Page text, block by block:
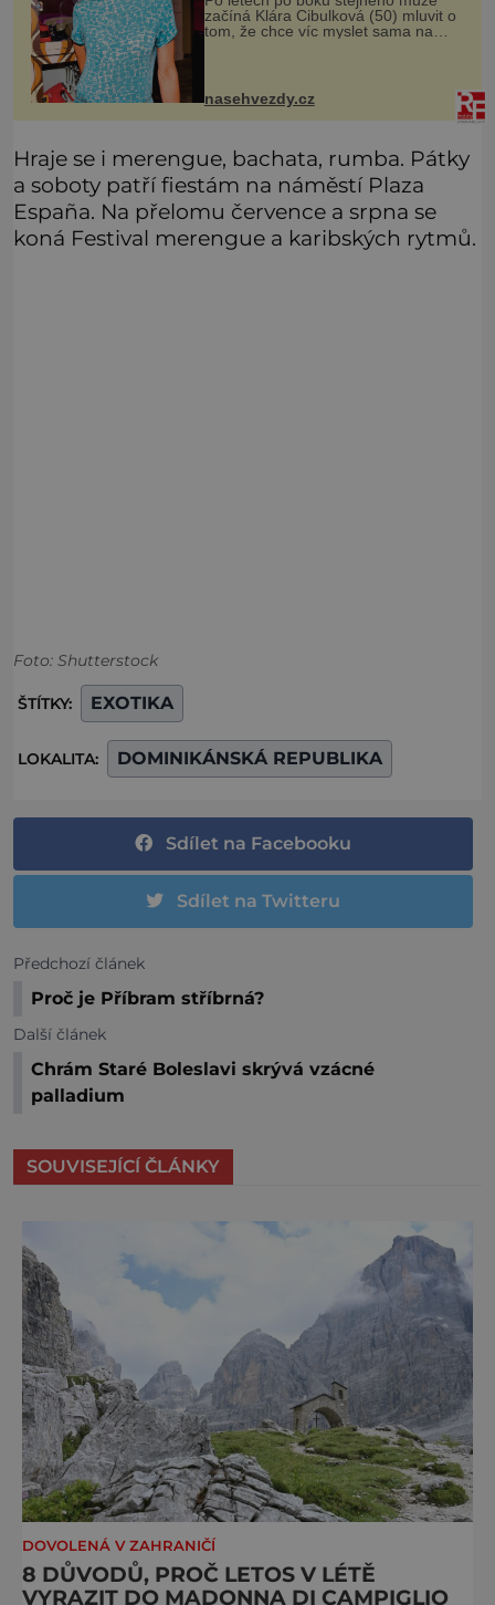
začíná Klára Cibulková (50) mluvit o
tom, že chce víc myslet sama na
nasehvezdy.cz
Hraje se i merengue, bachata, rumba. Pátky
a soboty patří fiestám na náměstí Plaza
España. Na přelomu července a srpna se
koná Festival merengue a karibských rytmů.
Foto: Shutterstock
ŠTÍTKY: EXOTIKA
LOKALITA: DOMINIKÁNSKÁ REPUBLIKA
Sdílet na Facebooku
Sdílet na Twitteru
Předchozí článek
Proč je Příbram stříbrná?
Další článek
Chrám Staré Boleslavi skrývá vzácné
palladium
SOUVISEJÍCÍ ČLÁNKY
DOVOLENÁ V ZAHRANIČÍ
8 DŮVODŮ, PROČ LETOS V LÉTĚ
VYRAZIT DO MADONNA DI CAMPIGLIO